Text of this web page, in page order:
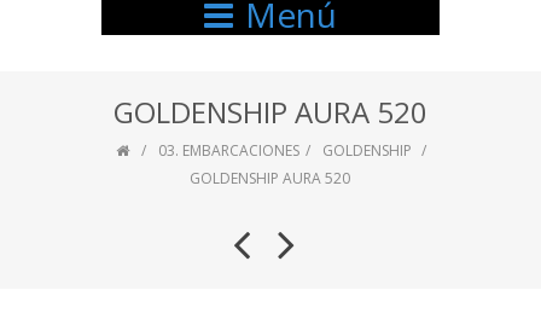
Menú
GOLDENSHIP AURA 520
03. EMBARCACIONES
GOLDENSHIP
GOLDENSHIP AURA 520